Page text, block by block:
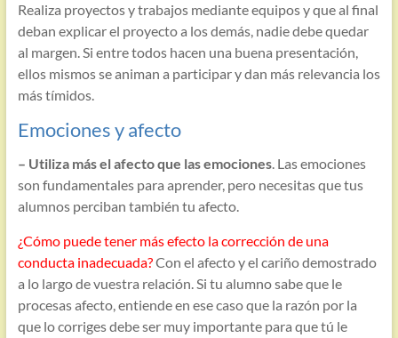
Realiza proyectos y trabajos mediante equipos y que al final
deban explicar el proyecto a los demás, nadie debe quedar
al margen. Si entre todos hacen una buena presentación,
ellos mismos se animan a participar y dan más relevancia los
más tímidos.
Emociones y afecto
– Utiliza más el afecto que las emociones. Las emociones
son fundamentales para aprender, pero necesitas que tus
alumnos perciban también tu afecto.
¿Cómo puede tener más efecto la corrección de una
conducta inadecuada?Con el afecto y el cariño demostrado
a lo largo de vuestra relación. Si tu alumno sabe que le
procesas afecto, entiende en ese caso que la razón por la
que lo corriges debe ser muy importante para que tú le